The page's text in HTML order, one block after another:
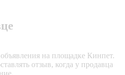
на площадке Кинпет.
отзыв, когда у продавца